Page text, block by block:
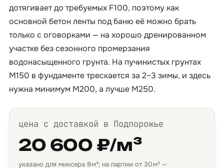
дотягивает до требуемых F100, поэтому как
основной бетон ленты под баню её можно брать
только с оговорками — на хорошо дренированном
участке без сезонного промерзания
водонасыщенного грунта. На пучинистых грунтах
М150 в фундаменте трескается за 2–3 зимы, и здесь
нужна минимум М200, а лучше М250.
цена с доставкой в Подпорожье
20 600 ₽/м³
указано для миксера 8 м³; на партии от 30 м³ —